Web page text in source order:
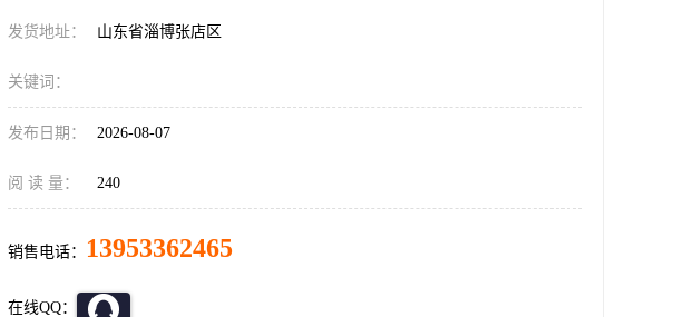
发货地址： 山东省淄博张店区
关键词：
发布日期： 2026-08-07
阅 读 量： 240
销售电话： 13953362465
在线QQ：